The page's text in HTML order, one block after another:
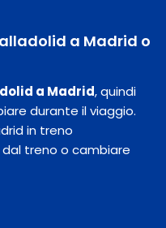
a Madrid o
a Madrid, quindi
durante il viaggio.
in treno
treno o cambiare